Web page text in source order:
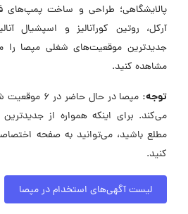
پالایشگاهی؛ طراحی و ساخت پمپ‌های
جدیدترین موقعیت‌های شغلی مپصا را
مشاهده کنید.
توجه:
مپصا در حال
می‌کند. برای اینکه همواره از
مطلع باشید، می‌توانید به صفحه
کنید.
لیست آگهی‌های استخدام در مپصا